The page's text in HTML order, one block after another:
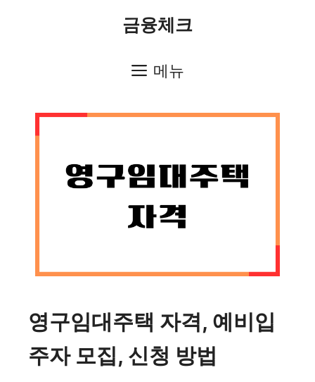
금융체크
메뉴
영구임대주택 자격, 예비입
주자 모집, 신청 방법